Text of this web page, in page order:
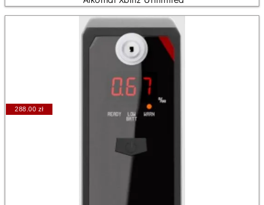
288.00 zł